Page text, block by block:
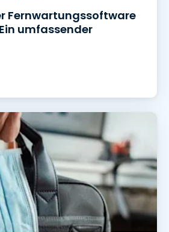
Fernwartungssoftware
umfassender